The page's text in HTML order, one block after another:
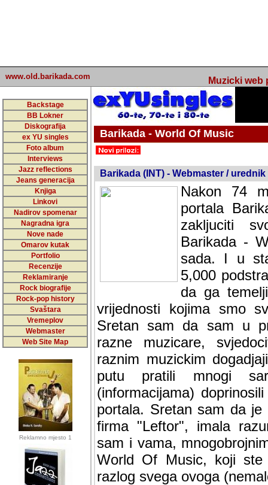
www.old.barikada.com Muzicki web
Backstage
BB Lokner
Diskografija
ex YU singles
Foto album
Interviews
Jazz reflections
Jeans generacija
Knjiga
Linkovi
Nadirov spomenar
Nagradna igra
Nove nade
Omarov kutak
Portfolio
Recenzije
Reklamiranje
Rock biografije
Rock-pop history
Svaštara
Vremeplov
Webmaster
Web Site Map
Reklamno mjesto 1
Barikada - World Of Music
Barikada (INT) - Webmaster / urednik
Nakon 74
portala
zakljuciti
Barikada -
sada. I u
5,000
da ga
vrijednosti kojima smo
Sretan sam da sam u
razne muzicare,
raznim muzickim
putu pratili mnogi
(informacijama)
portala. Sretan sam da
firma "Leftor", imala
sam i vama,
World Of Music, koji
razlog svega ovoga